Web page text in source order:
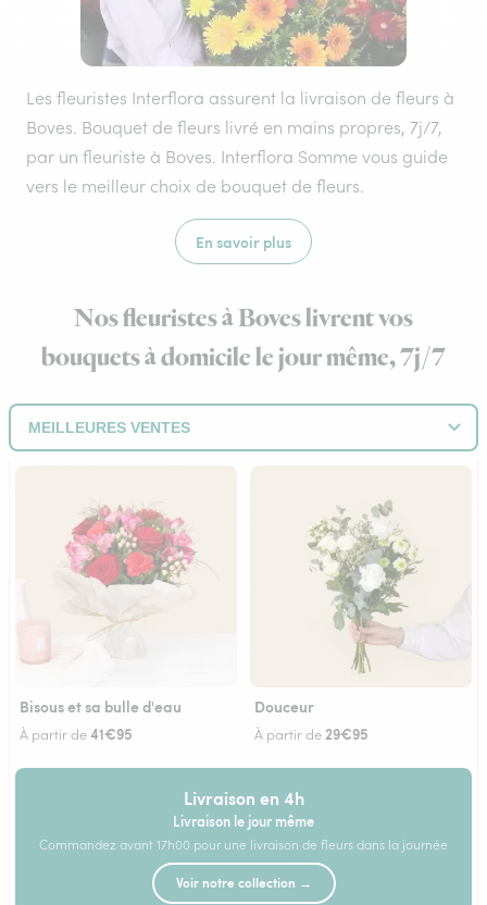
Les fleuristes Interflora assurent la livraison de fleurs à
Boves. Bouquet de fleurs livré en mains propres, 7j/7,
par un fleuriste à Boves. Interflora Somme vous guide
vers le meilleur choix de bouquet de fleurs.
En savoir plus
Nos fleuristes à Boves livrent vos
bouquets à domicile le jour même, 7j/7
Bisous et sa bulle d'eau
À partir de41€95
Douceur
À partir de 29€95
Livraison en 4h
Livraison le jour même
Commandez avant 17h00 pour une livraison de fleurs dans la journée
Voir notre collection →